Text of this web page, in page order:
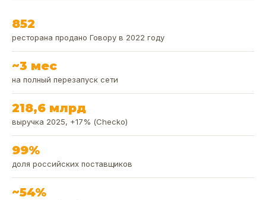
852
ресторана продано Говору в 2022 году
~3 мес
на полный перезапуск сети
218,6 млрд
выручка 2025, +17% (Checko)
99%
доля российских поставщиков
~54%